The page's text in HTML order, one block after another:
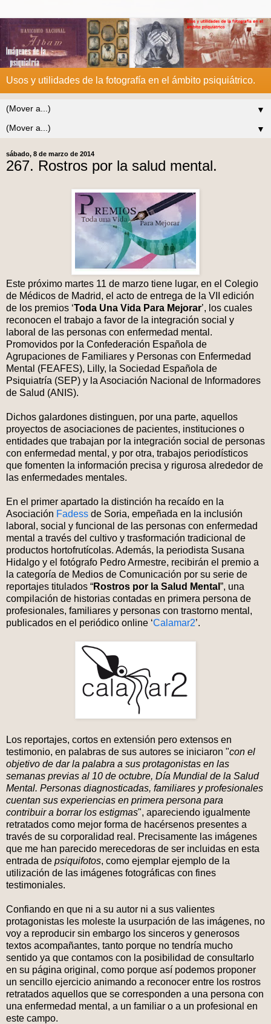
Usos y utilidades de la fotografía en el ámbito psiquiátrico.
▼
▼
sábado, 8 de marzo de 2014
267. Rostros por la salud mental.
Este próximo martes 11 de marzo tiene lugar, en el Colegio
de Médicos de Madrid, el acto de entrega de la VII edición
de los premios ‘Toda Una Vida Para Mejorar’, los cuales
reconocen el trabajo a favor de la integración social y
laboral de las personas con enfermedad mental.
Promovidos por la Confederación Española de
Agrupaciones de Familiares y Personas con Enfermedad
Mental (FEAFES), Lilly, la Sociedad Española de
Psiquiatría (SEP) y la Asociación Nacional de Informadores
de Salud (ANIS).
Dichos galardones distinguen, por una parte, aquellos
proyectos de asociaciones de pacientes, instituciones o
entidades que trabajan por la integración social de personas
con enfermedad mental, y por otra, trabajos periodísticos
que fomenten la información precisa y rigurosa alrededor de
las enfermedades mentales.
En el primer apartado la distinción ha recaído en la
Asociación Fadess de Soria, empeñada en la inclusión
laboral, social y funcional de las personas con enfermedad
mental a través del cultivo y trasformación tradicional de
productos hortofrutícolas. Además, la periodista Susana
Hidalgo y el fotógrafo Pedro Armestre, recibirán el premio a
la categoría de Medios de Comunicación por su serie de
reportajes titulados “Rostros por la Salud Mental ”, una
compilación de historias contadas en primera persona de
profesionales, familiares y personas con trastorno mental,
publicados en el periódico online ‘Calamar2’.
Los reportajes, cortos en extensión pero extensos en
testimonio, en palabras de sus autores se iniciaron "con el
objetivo de dar la palabra a sus protagonistas en las
semanas previas al 10 de octubre, Día Mundial de la Salud
Mental. Personas diagnosticadas, familiares y profesionales
cuentan sus experiencias en primera persona para
contribuir a borrar los estigmas", apareciendo igualmente
retratados como mejor forma de hacérsenos presentes a
través de su corporalidad real. Precisamente las imágenes
que me han parecido merecedoras de ser incluidas en esta
entrada de psiquifotos, como ejemplar ejemplo de la
utilización de las imágenes fotográficas con fines
testimoniales.
Confiando en que ni a su autor ni a sus valientes
protagonistas les moleste la usurpación de las imágenes, no
voy a reproducir sin embargo los sinceros y generosos
textos acompañantes, tanto porque no tendría mucho
sentido ya que contamos con la posibilidad de consultarlo
en su página original, como porque así podemos proponer
un sencillo ejercicio animando a reconocer entre los rostros
retratados aquellos que se corresponden a una persona con
una enfermedad mental, a un familiar o a un profesional en
este campo.